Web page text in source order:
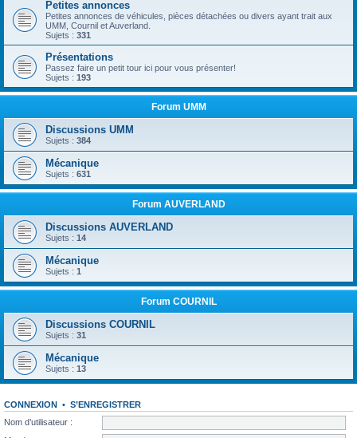
Petites annonces
Petites annonces de véhicules, pièces détachées ou divers ayant trait aux
UMM, Cournil et Auverland.
Sujets : 331
Présentations
Passez faire un petit tour ici pour vous présenter!
Sujets : 193
Forum UMM
Discussions UMM
Sujets : 384
Mécanique
Sujets : 631
Forum AUVERLAND
Discussions AUVERLAND
Sujets : 14
Mécanique
Sujets : 1
Forum COURNIL
Discussions COURNIL
Sujets : 31
Mécanique
Sujets : 13
CONNEXION • S’ENREGISTRER
Nom d’utilisateur :